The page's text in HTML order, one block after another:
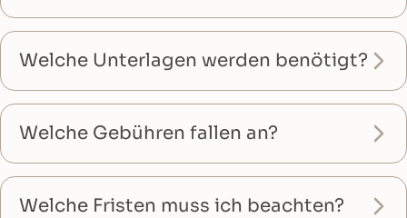
Welche Unterlagen werden benötigt?
Welche Gebühren fallen an?
Welche Fristen muss ich beachten?